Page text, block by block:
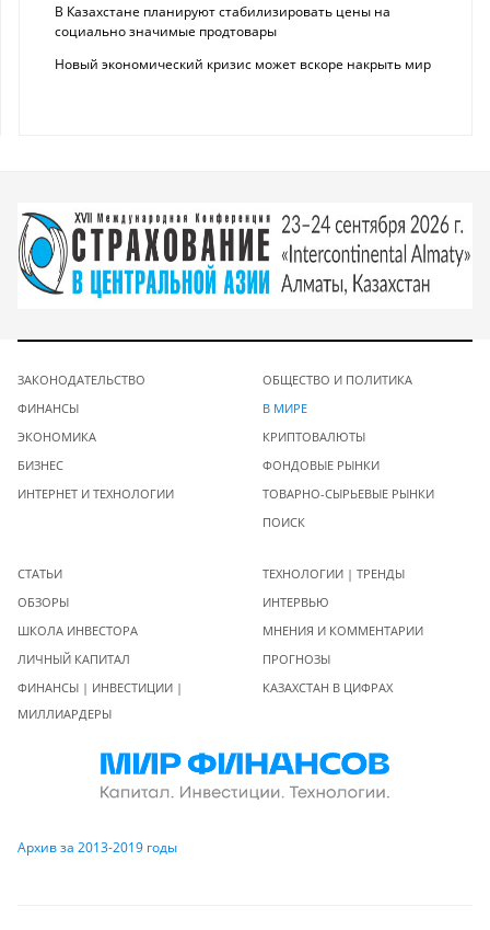
В Казахстане планируют стабилизировать цены на
социально значимые продтовары
Новый экономический кризис может вскоре накрыть мир
ЗАКОНОДАТЕЛЬСТВО
ФИНАНСЫ
ЭКОНОМИКА
БИЗНЕС
ИНТЕРНЕТ И ТЕХНОЛОГИИ
ОБЩЕСТВО И ПОЛИТИКА
В МИРЕ
КРИПТОВАЛЮТЫ
ФОНДОВЫЕ РЫНКИ
ТОВАРНО-СЫРЬЕВЫЕ РЫНКИ
ПОИСК
СТАТЬИ
ОБЗОРЫ
ШКОЛА ИНВЕСТОРА
ЛИЧНЫЙ КАПИТАЛ
ФИНАНСЫ | ИНВЕСТИЦИИ |
МИЛЛИАРДЕРЫ
ТЕХНОЛОГИИ | ТРЕНДЫ
ИНТЕРВЬЮ
МНЕНИЯ И КОММЕНТАРИИ
ПРОГНОЗЫ
КАЗАХСТАН В ЦИФРАХ
Архив за 2013-2019 годы